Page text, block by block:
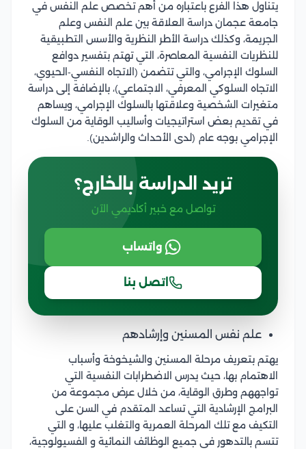
يتناول هذا الفرع باعتباره من أهم تخصص علم النفس في
جامعة عجمان دراسة العلاقة بين علم النفس وعلم
الجريمة، وكذلك دراسة الأطر النظرية والأسس التطبيقية
للنظريات النفسية المعاصرة، التي تهتم بتفسير دوافع
السلوك الإجرامي، والتي تتضمن (الاتجاه النفسي-الحيوي،
الاتجاه السلوكي المعرفي، الاجتماعي)، بالإضافة إلى دراسة
متغيرات الشخصية وعلاقتها بالسلوك الإجرامي، ويساهم
في تقديم بعض استراتيجيات وأساليب الوقاية من السلوك
الإجرامي بوجه عام (لدى الأحداث والراشدين).
تريد الدراسة بالخارج؟
تواصل مع خبير أكاديمي الآن
واتساب
اتصل بنا
علم نفس المسنين وإرشادهم
يهتم بتعريف مرحلة المسنين والشيخوخة وأسباب
الاهتمام بها، حيث يدرس الاضطرابات النفسية التي
تواجههم وطرق الوقاية، من خلال عرض مجموعة من
البرامج الإرشادية التي تساعد المتقدم في السن على
التكيف مع تلك المرحلة العمرية والتغلب عليها، و التي
تتسم بالتدهور في جميع الوظائف النمائية و الفسيولوجية،